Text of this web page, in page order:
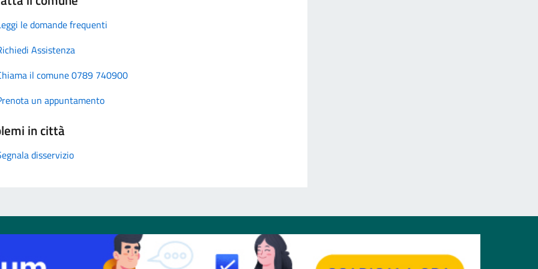
le domande frequenti
Assistenza
il comune 0789 740900
un appuntamento
in città
disservizio